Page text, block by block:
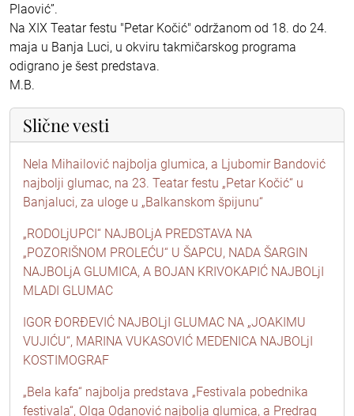
Plaović”.
Na XIX Teatar festu "Petar Kočić" održanom od 18. do 24.
maja u Banja Luci, u okviru takmičarskog programa
odigrano je šest predstava.
M.B.
Slične vesti
Nela Mihailović najbolja glumica, a Ljubomir Bandović
najbolji glumac, na 23. Teatar festu „Petar Kočić“ u
Banjaluci, za uloge u „Balkanskom špijunu“
„RODOLjUPCI“ NAJBOLjA PREDSTAVA NA
„POZORIŠNOM PROLEĆU“ U ŠAPCU, NADA ŠARGIN
NAJBOLjA GLUMICA, A BOJAN KRIVOKAPIĆ NAJBOLjI
MLADI GLUMAC
IGOR ĐORĐEVIĆ NAJBOLjI GLUMAC NA „JOAKIMU
VUJIĆU“, MARINA VUKASOVIĆ MEDENICA NAJBOLjI
KOSTIMOGRAF
„Bela kafa“ najbolja predstava „Festivala pobednika
festivala“, Olga Odanović najbolja glumica, a Predrag